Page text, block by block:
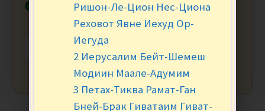
В наличии
+
Ришон-Ле-Цион Нес-Циона
Реховот Явне Иехуд Ор-
Иегуда
2 Иерусалим Бейт-Шемеш
Модиин Маале-Адумим
3 Петах-Тиква Рамат-Ган
Бней-Брак Гиватаим Гиват-